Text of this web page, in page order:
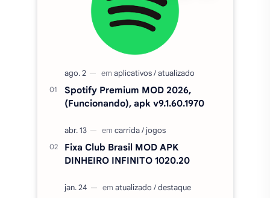
Fixa Club Brasil MOD APK
DINHEIRO INFINITO 1020.20
FTS 2026 BRASILEIRÃO E
EUROPEU COM SUPER MUNDIAL
Cinema APK MOD (SEM
v5.0